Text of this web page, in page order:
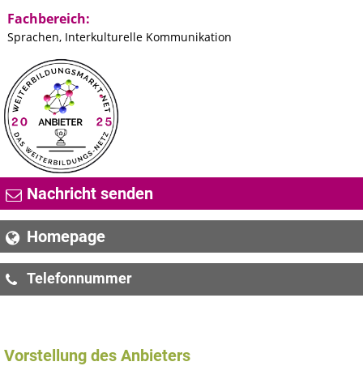
Fachbereich:
Sprachen, Interkulturelle Kommunikation
Nachricht senden
Homepage
Telefonnummer
Vorstellung des Anbieters